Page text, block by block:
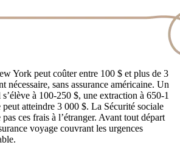
York peut coûter entre 100 $ et plus de 3
nécessaire, sans assurance américaine. Un
s’élève à 100-250 $, une extraction à 650-1
atteindre 3 000 $. La Sécurité sociale
ces frais à l’étranger. Avant tout départ
voyage couvrant les urgences